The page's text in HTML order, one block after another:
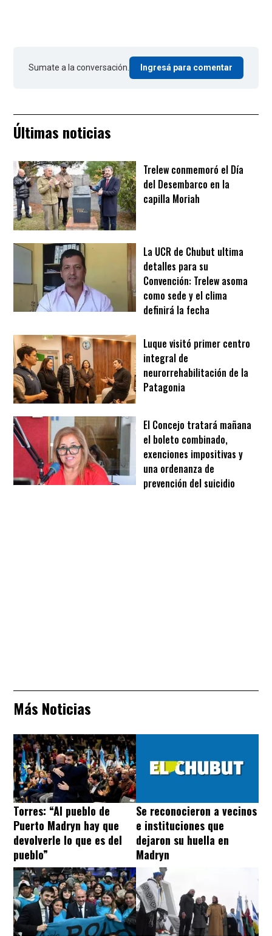
Sumate a la conversación. Ingresá para comentar
Últimas noticias
Trelew conmemoró el Día
del Desembarco en la
capilla Moriah
La UCR de Chubut ultima
detalles para su
Convención: Trelew asoma
como sede y el clima
definirá la fecha
Luque visitó primer centro
integral de
neurorrehabilitación de la
Patagonia
El Concejo tratará mañana
el boleto combinado,
exenciones impositivas y
una ordenanza de
prevención del suicidio
Más Noticias
Torres: “Al pueblo de
Puerto Madryn hay que
devolverle lo que es del
pueblo”
Se reconocieron a vecinos
e instituciones que
dejaron su huella en
Madryn